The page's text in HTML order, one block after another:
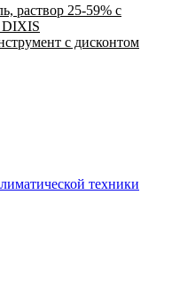
раствор 25-59% с
DIXIS
с дисконтом
техники